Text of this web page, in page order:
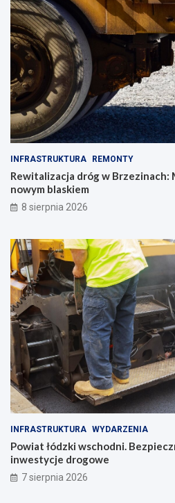
INFRASTRUKTURA REMONTY
Rewitalizacja dróg w Brzezinach:
nowym blaskiem
8 sierpnia 2026
INFRASTRUKTURA WYDARZENIA
Powiat łódzki wschodni.
inwestycje drogowe
7 sierpnia 2026